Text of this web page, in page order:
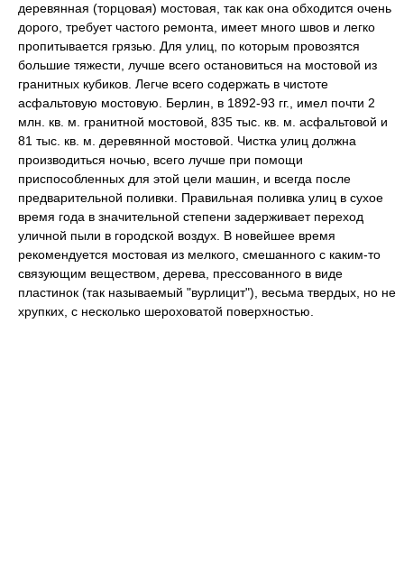
деревянная (торцовая) мостовая, так как она обходится очень
дорого, требует частого ремонта, имеет много швов и легко
пропитывается грязью. Для улиц, по которым провозятся
большие тяжести, лучше всего остановиться на мостовой из
гранитных кубиков. Легче всего содержать в чистоте
асфальтовую мостовую. Берлин, в 1892-93 гг., имел почти 2
млн. кв. м. гранитной мостовой, 835 тыс. кв. м. асфальтовой и
81 тыс. кв. м. деревянной мостовой. Чистка улиц должна
производиться ночью, всего лучше при помощи
приспособленных для этой цели машин, и всегда после
предварительной поливки. Правильная поливка улиц в сухое
время года в значительной степени задерживает переход
уличной пыли в городской воздух. В новейшее время
рекомендуется мостовая из мелкого, смешанного с каким-то
связующим веществом, дерева, прессованного в виде
пластинок (так называемый "вурлицит"), весьма твердых, но не
хрупких, с несколько шероховатой поверхностью.